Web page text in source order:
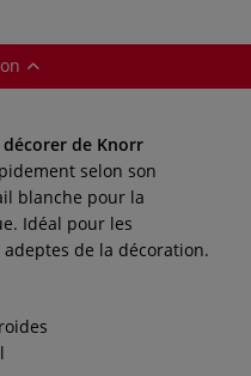
de Knorr
selon son
blanche pour la
Idéal pour les
de la décoration.